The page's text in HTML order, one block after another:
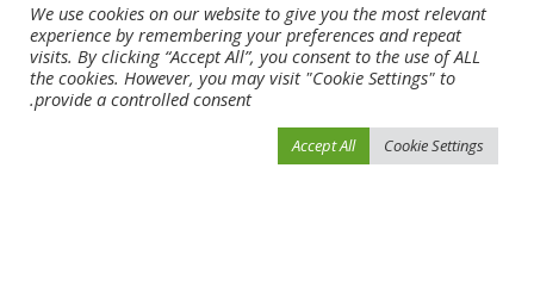
Source link
What’s your reaction?
We use cookies on our website to give you the most relevant
experience by remembering your preferences and repeat
visits. By clicking “Accept All”, you consent to the use of ALL
the cookies. However, you may visit "Cookie Settings" to
provide a controlled consent.
Cookie Settings
Accept All